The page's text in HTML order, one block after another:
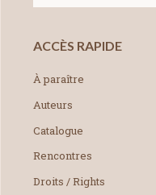
ACCÈS RAPIDE
À paraître
Auteurs
Catalogue
Rencontres
Droits / Rights